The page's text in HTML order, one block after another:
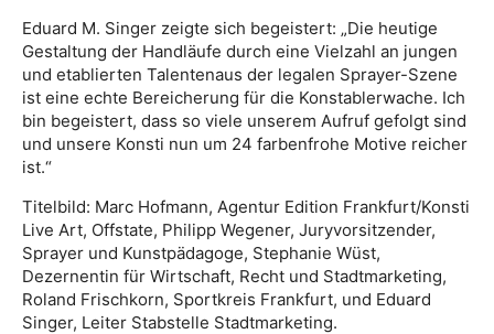
Eduard M. Singer zeigte sich begeistert: „Die heutige
Gestaltung der Handläufe durch eine Vielzahl an jungen
und etablierten Talentenaus der legalen Sprayer-Szene
ist eine echte Bereicherung für die Konstablerwache. Ich
bin begeistert, dass so viele unserem Aufruf gefolgt sind
und unsere Konsti nun um 24 farbenfrohe Motive reicher
ist.“
Titelbild: Marc Hofmann, Agentur Edition Frankfurt/Konsti
Live Art, Offstate, Philipp Wegener, Juryvorsitzender,
Sprayer und Kunstpädagoge, Stephanie Wüst,
Dezernentin für Wirtschaft, Recht und Stadtmarketing,
Roland Frischkorn, Sportkreis Frankfurt, und Eduard
Singer, Leiter Stabstelle Stadtmarketing.